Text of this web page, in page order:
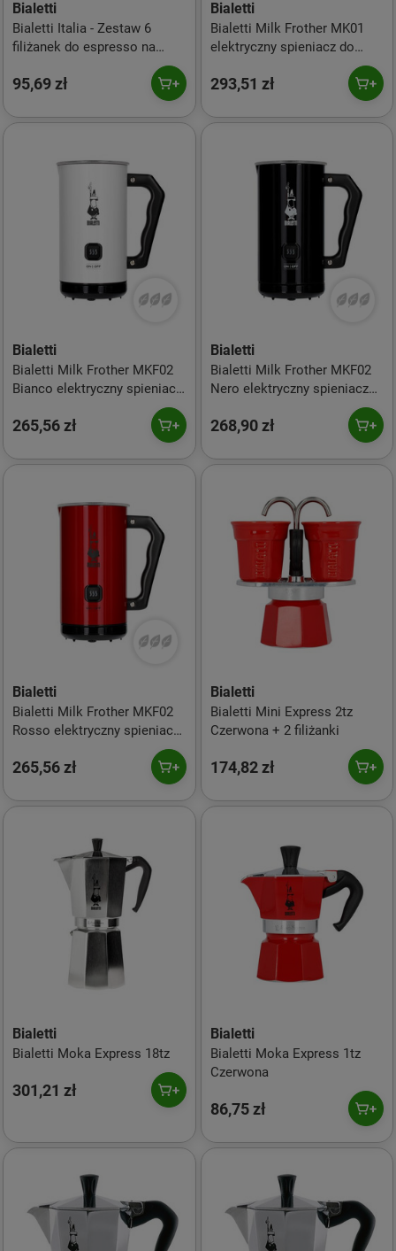
Bialetti
Bialetti Italia - Zestaw 6
filiżanek do espresso na
95,69 zł
Bialetti
Bialetti Milk Frother MK01
elektryczny spieniacz do
293,51 zł
Bialetti
Bialetti Milk Frother MKF02
Bianco elektryczny spieniacz
265,56 zł
Bialetti
Bialetti Milk Frother MKF02
Nero elektryczny spieniacz
268,90 zł
Bialetti
Bialetti Milk Frother MKF02
Rosso elektryczny spieniacz
265,56 zł
Bialetti
Bialetti Mini Express 2tz
Czerwona + 2 filiżanki
174,82 zł
Bialetti
Bialetti Moka Express 18tz
301,21 zł
Bialetti
Bialetti Moka Express 1tz
Czerwona
86,75 zł